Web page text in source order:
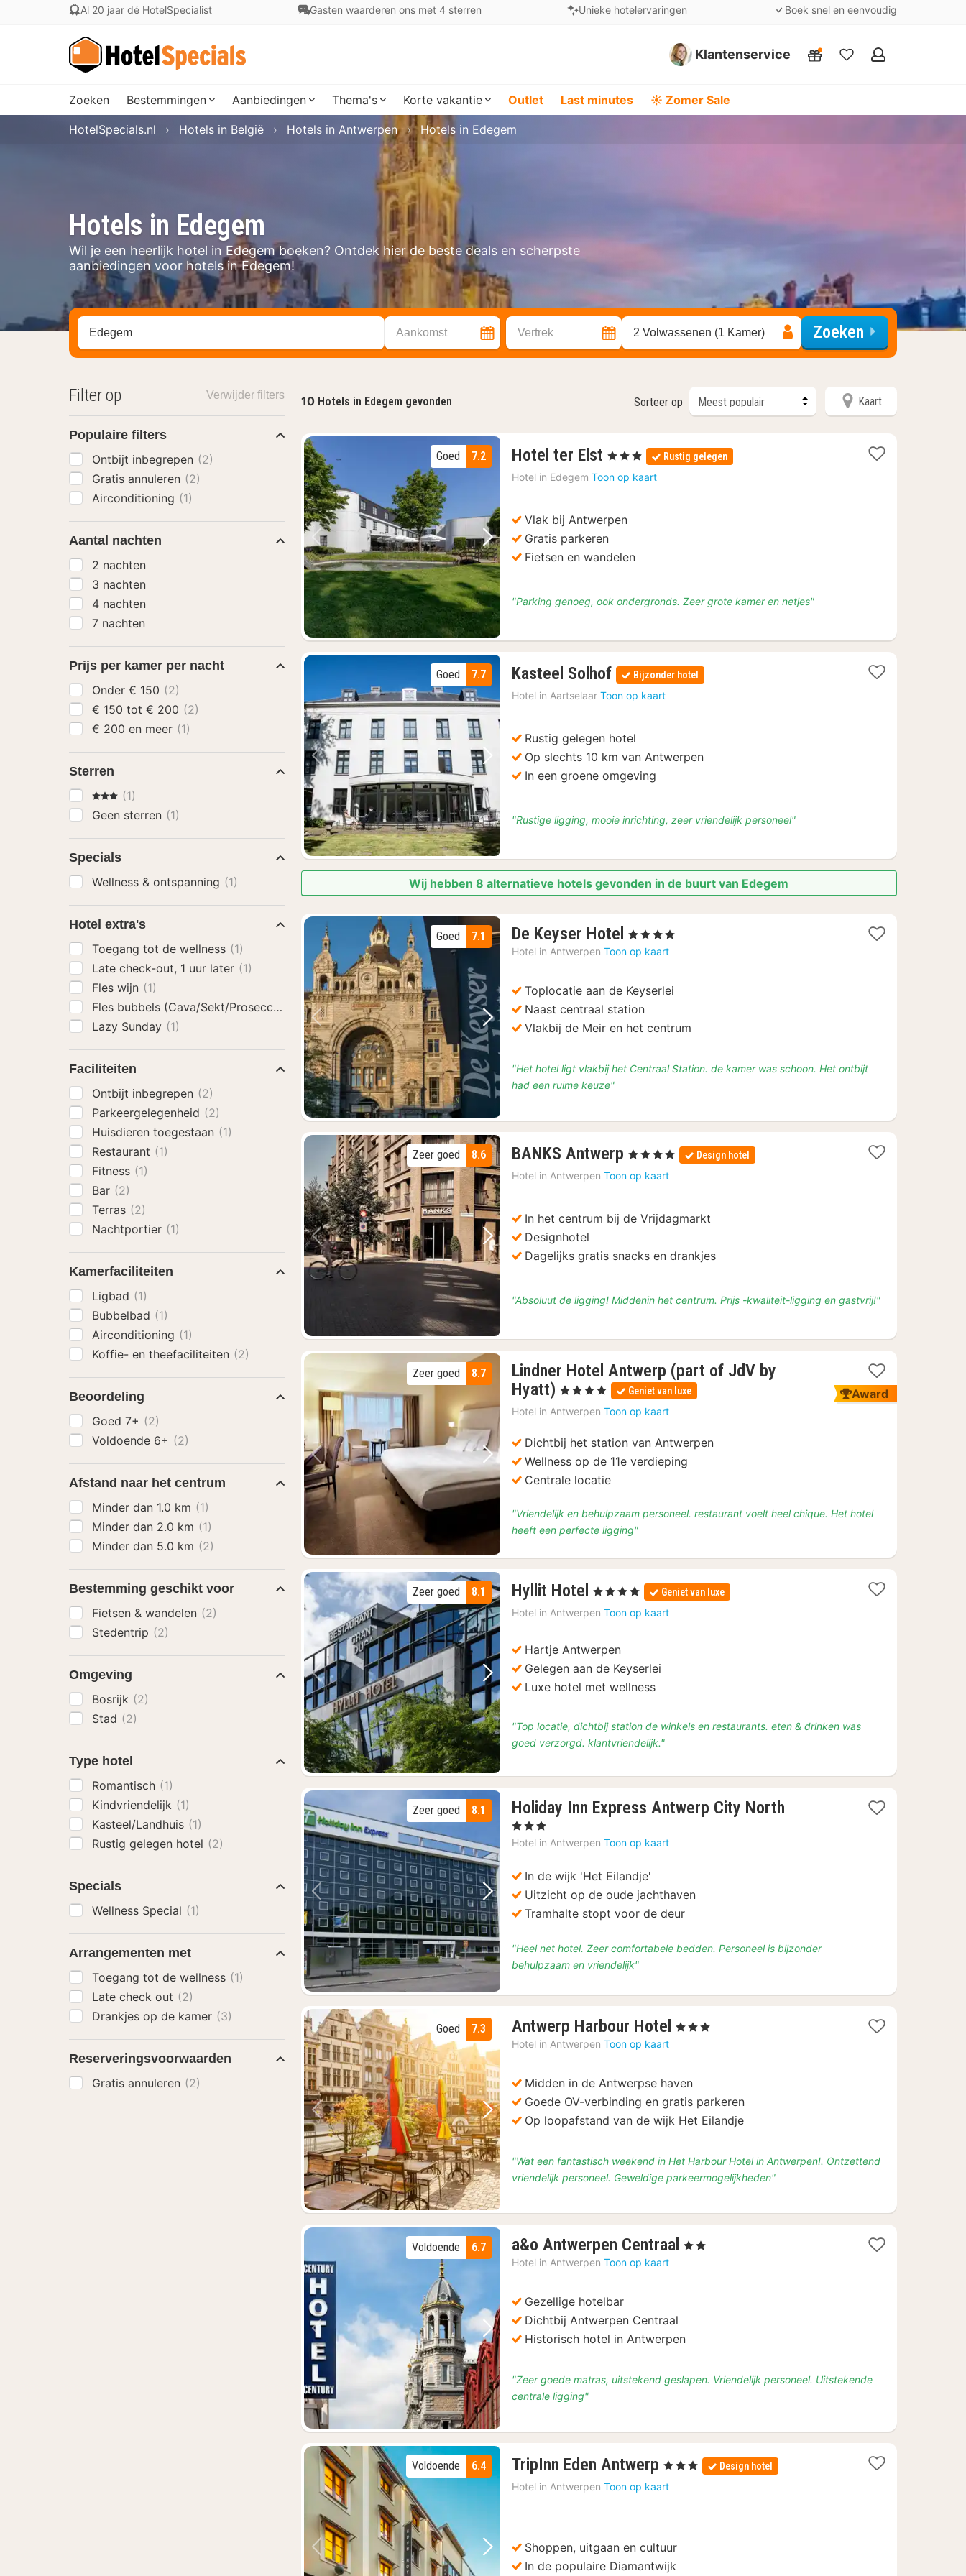
Al 20 jaar dé HotelSpecialist Gasten waarderen ons met 4 sterren Unieke hotelervaringen Boek snel en eenvoudig
Klantenservice
Mijn
Zoeken Bestemmingen Aanbiedingen Thema's Korte vakantie Outlet Last minutes ☀️ Zomer Sale
Hotels in Edegem
Wil je een heerlijk hotel in Edegem boeken? Ontdek hier de beste deals en scherpste
aanbiedingen voor hotels in Edegem!
HotelSpecials.nl Hotels in België Hotels in Antwerpen Hotels in Edegem
Zoek op hotel, regio of stad Aankomst Vertrek 2 Volwassenen (1 Kamer) Zoeken
10 Hotels in Edegem gevonden Sorteer op Kaart
Vorige foto Volgende foto
7.2
Goed Hotel ter Elst 1
nacht
vanaf
114
, 3 Sterren Rustig gelegen
Hotel in Edegem Toon op kaart
Vlak bij Antwerpen
Gratis parkeren
Fietsen en wandelen
"Parking genoeg, ook ondergronds. Zeer grote kamer en netjes"
Vorige foto Volgende foto
7.7
Goed Kasteel Solhof 1
nacht
vanaf
139
Bijzonder hotel
Hotel in Aartselaar Toon op kaart
Rustig gelegen hotel
Op slechts 10 km van Antwerpen
In een groene omgeving
"Rustige ligging, mooie inrichting, zeer vriendelijk personeel"
Wij hebben 8 alternatieve hotels gevonden in de buurt van Edegem
Vorige foto Volgende foto
7.1
Goed De Keyser Hotel 1
nacht
€
82,17
, 4 Sterren
Hotel in Antwerpen Toon op kaart
Toplocatie aan de Keyserlei
Naast centraal station
Vlakbij de Meir en het centrum
"Het hotel ligt vlakbij het Centraal Station. de kamer was schoon. Het ontbijt
had een ruime keuze"
Vorige foto Volgende foto
8.6
Zeer goed BANKS Antwerp 1
nacht
vanaf
114,30
, 4 Sterren Design hotel
Hotel in Antwerpen Toon op kaart
In het centrum bij de Vrijdagmarkt
Designhotel
Dagelijks gratis snacks en drankjes
"Absoluut de ligging! Middenin het centrum. Prijs -kwaliteit-ligging en gastvrij!"
Award
Vorige foto Volgende foto
8.7
Zeer goed
Lindner Hotel Antwerp (part of JdV by
Hyatt) 2
nachten
vanaf
€
145
, 4 Sterren Geniet van luxe
Hotel in Antwerpen Toon op kaart
Dichtbij het station van Antwerpen
Wellness op de 11e verdieping
Centrale locatie
"Vriendelijk en behulpzaam personeel. restaurant voelt heel chique. Het hotel
heeft een perfecte ligging"
Vorige foto Volgende foto
8.1
Zeer goed Hyllit Hotel 2
nachten
vanaf
104,50
, 4 Sterren Geniet van luxe
Hotel in Antwerpen Toon op kaart
Hartje Antwerpen
Gelegen aan de Keyserlei
Luxe hotel met wellness
"Top locatie, dichtbij station de winkels en restaurants. eten & drinken was
goed verzorgd. klantvriendelijk."
Vorige foto Volgende foto
8.1
Zeer goed Holiday Inn Express Antwerp City North
, 3 Sterren
Hotel in Antwerpen Toon op kaart
In de wijk 'Het Eilandje'
Uitzicht op de oude jachthaven
Tramhalte stopt voor de deur
"Heel net hotel. Zeer comfortabele bedden. Personeel is bijzonder
behulpzaam en vriendelijk"
Vorige foto Volgende foto
7.3
Goed Antwerp Harbour Hotel 1
€
97,50
, 3 Sterren
Hotel in Antwerpen Toon op kaart
Midden in de Antwerpse haven
Goede OV-verbinding en gratis parkeren
Op loopafstand van de wijk Het Eilandje
"Wat een fantastisch weekend in Het Harbour Hotel in Antwerpen!. Ontzettend
vriendelijk personeel. Geweldige parkeermogelijkheden"
Vorige foto Volgende foto
6.7
Voldoende a&o Antwerpen Centraal 2
, 2 Sterren
Hotel in Antwerpen Toon op kaart
Gezellige hotelbar
Dichtbij Antwerpen Centraal
Historisch hotel in Antwerpen
"Zeer goede matras, uitstekend geslapen. Vriendelijk personeel. Uitstekende
centrale ligging"
Vorige foto Volgende foto
6.4
Voldoende TripInn Eden Antwerp 1
nacht
vanaf
, 3 Sterren Design hotel
Hotel in Antwerpen Toon op kaart
Shoppen, uitgaan en cultuur
In de populaire Diamantwijk
Filter op Verwijder filters
Populaire filters
Ontbijt inbegrepen (2)
Gratis annuleren (2)
Airconditioning (1)
Aantal nachten
2 nachten
3 nachten
4 nachten
7 nachten
Prijs per kamer per nacht
Onder € 150 (2)
€ 150 tot € 200 (2)
€ 200 en meer (1)
Sterren
3 Sterren
(1)
Geen sterren (1)
Specials
Wellness & ontspanning (1)
Hotel extra's
Toegang tot de wellness (1)
Late check-out, 1 uur later (1)
Fles wijn (1)
Fles bubbels (Cava/Sekt/Prosecco)
(2)
Lazy Sunday (1)
Faciliteiten
Ontbijt inbegrepen (2)
Parkeergelegenheid (2)
Huisdieren toegestaan (1)
Restaurant (1)
Fitness (1)
Bar (2)
Terras (2)
Nachtportier (1)
Kamerfaciliteiten
Ligbad (1)
Bubbelbad (1)
Airconditioning (1)
Koffie- en theefaciliteiten (2)
Beoordeling
Goed 7+ (2)
Voldoende 6+ (2)
Afstand naar het centrum
Minder dan 1.0 km (1)
Minder dan 2.0 km (1)
Minder dan 5.0 km (2)
Bestemming geschikt voor
Fietsen & wandelen (2)
Stedentrip (2)
Omgeving
Bosrijk (2)
Stad (2)
Type hotel
Romantisch (1)
Kindvriendelijk (1)
Kasteel/Landhuis (1)
Rustig gelegen hotel (2)
Specials
Wellness Special (1)
Arrangementen met
Toegang tot de wellness (1)
Late check out (2)
Drankjes op de kamer (3)
Reserveringsvoorwaarden
Gratis annuleren (2)